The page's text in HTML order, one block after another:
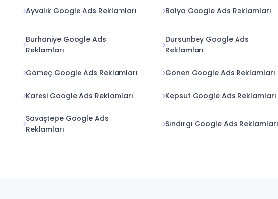
Ayvalık Google Ads Reklamları Balya Google Ads Reklamları
Burhaniye Google Ads
Reklamları
Dursunbey Google Ads
Reklamları
Gömeç Google Ads Reklamları Gönen Google Ads Reklamları
Karesi Google Ads Reklamları Kepsut Google Ads Reklamları
Savaştepe Google Ads
Reklamları
Sındırgı Google Ads Reklamları